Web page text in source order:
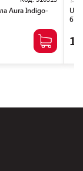
Aura Indigo-